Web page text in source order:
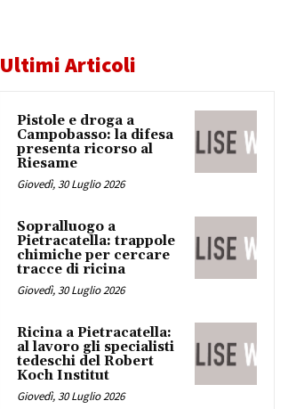
Ultimi Articoli
Pistole e droga a
Campobasso: la difesa
presenta ricorso al
Riesame
Giovedì, 30 Luglio 2026
Sopralluogo a
Pietracatella: trappole
chimiche per cercare
tracce di ricina
Giovedì, 30 Luglio 2026
Ricina a Pietracatella:
al lavoro gli specialisti
tedeschi del Robert
Koch Institut
Giovedì, 30 Luglio 2026